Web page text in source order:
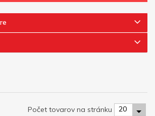
Počet tovarov na stránku 20